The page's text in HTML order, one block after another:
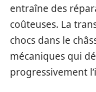
entraîne des
coûteuses. La
chocs dans le
mécaniques qui
progressivement